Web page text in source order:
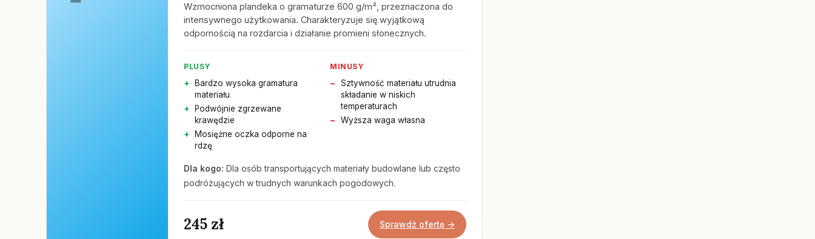
Wzmocniona plandeka o gramaturze 600 g/m², przeznaczona do
intensywnego użytkowania. Charakteryzuje się wyjątkową
odpornością na rozdarcia i działanie promieni słonecznych.
PLUSY
Bardzo wysoka gramatura
materiału
Podwójnie zgrzewane
krawędzie
Mosiężne oczka odporne na
rdzę
MINUSY
Sztywność materiału utrudnia
składanie w niskich
temperaturach
Wyższa waga własna
Dla kogo: Dla osób transportujących materiały budowlane lub często
podróżujących w trudnych warunkach pogodowych.
245 zł Sprawdź ofertę →